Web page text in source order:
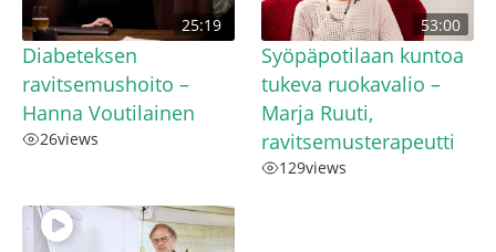
25:19
Diabeteksen
ravitsemushoito –
Hanna Voutilainen
26views
53:00
Syöpäpotilaan kuntoa
tukeva ruokavalio –
Marja Ruuti,
ravitsemusterapeutti
129views